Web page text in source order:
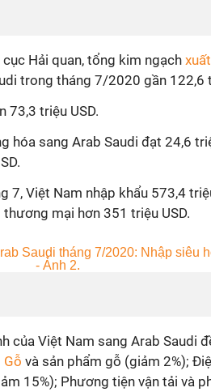
Hải quan, tổng kim ngạch
trong tháng 7/2020 gần 122,6
73,3 triệu USD.
hóa sang Arab Saudi đạt 24,6
7, Việt Nam nhập khẩu 573,4
mại hơn 351 triệu USD.
của Việt Nam sang Arab Saudi
Gỗ và sản phẩm gỗ (giảm 2%);
15%); Phương tiện vận tải và